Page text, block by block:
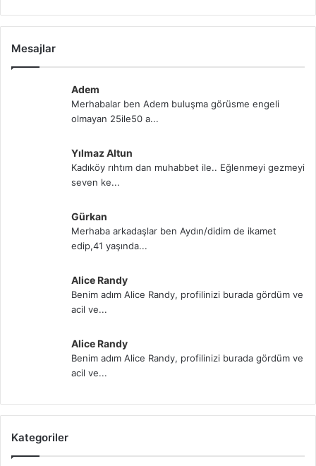
Mesajlar
Adem
Merhabalar ben Adem buluşma görüsme engeli
olmayan 25ile50 a...
Yılmaz Altun
Kadıköy rıhtım dan muhabbet ile.. Eğlenmeyi gezmeyi
seven ke...
Gürkan
Merhaba arkadaşlar ben Aydın/didim de ikamet
edip,41 yaşında...
Alice Randy
Benim adım Alice Randy, profilinizi burada gördüm ve
acil ve...
Alice Randy
Benim adım Alice Randy, profilinizi burada gördüm ve
acil ve...
Kategoriler